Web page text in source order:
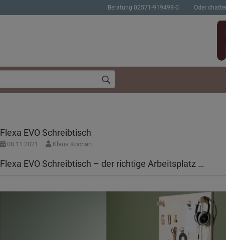
Beratung 02571-919499-0 Oder
Passwort
Flexa EVO Schreibtisch
08.11.2021 Klaus Kochan
Flexa EVO Schreibtisch – der richtige Arbeitsplatz …